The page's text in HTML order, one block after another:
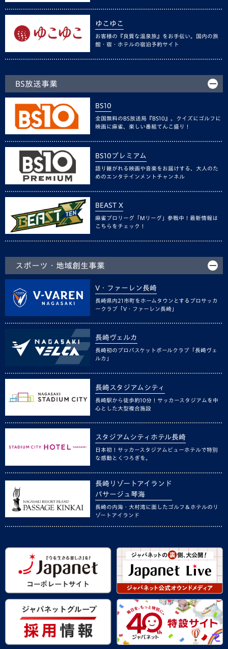
ゆこゆこ
お客様の『良質な温泉旅』をお手伝い。国内の旅
館・宿・ホテルの宿泊予約サイト
BS放送事業
BS10
全国無料のBS放送局『BS10』。クイズにゴルフに
映画に麻雀、楽しい番組てんこ盛り！
BS10プレミアム
語り継がれる映画や音楽をお届けする、大人のた
めのエンタテインメントチャンネル
BEAST X
麻雀プロリーグ「Mリーグ」参戦中！最新情報は
こちらをチェック！
スポーツ・地域創生事業
V・ファーレン長崎
長崎県内21市町をホームタウンとするプロサッカ
ークラブ「V・ファーレン長崎」
長崎ヴェルカ
長崎初のプロバスケットボールクラブ「長崎ヴェ
ルカ」
長崎スタジアムシティ
長崎駅から徒歩約10分！サッカースタジアムを中
心とした大型複合施設
スタジアムシティホテル長崎
日本初！サッカースタジアムビューホテルで特別
な感動とくつろぎを。
長崎リゾートアイランド
パサージュ琴海
長崎の内海・大村湾に面したゴルフ＆ホテルのリ
ゾートアイランド